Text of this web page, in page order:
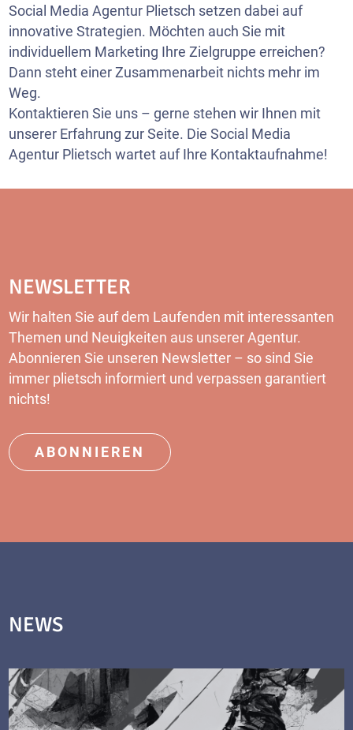
Social Media Agentur Plietsch setzen dabei auf
innovative Strategien. Möchten auch Sie mit
individuellem Marketing Ihre Zielgruppe erreichen?
Dann steht einer Zusammenarbeit nichts mehr im
Weg.
Kontaktieren Sie uns – gerne stehen wir Ihnen mit
unserer Erfahrung zur Seite. Die Social Media
Agentur Plietsch wartet auf Ihre Kontaktaufnahme!
NEWSLETTER
Wir halten Sie auf dem Laufenden mit interessanten
Themen und Neuigkeiten aus unserer Agentur.
Abonnieren Sie unseren Newsletter – so sind Sie
immer plietsch informiert und verpassen garantiert
nichts!
ABONNIEREN
NEWS